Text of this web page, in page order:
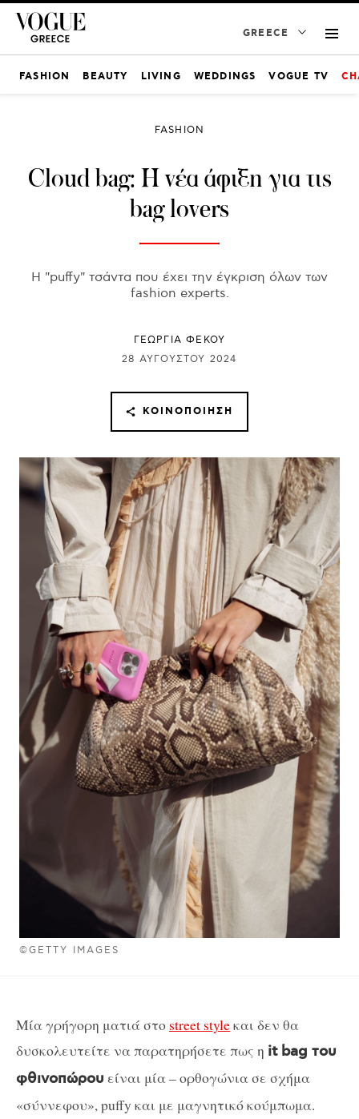
GREECE
FASHION BEAUTY LIVING WEDDINGS VOGUE TV
©GETTY IMAGES
FASHION
Cloud bag: Η νέα άφιξη για τις
bag lovers
Η "puffy" τσάντα που έχει την έγκριση όλων των
fashion experts.
ΓΕΩΡΓΙΑ ΦΕΚΟΥ
28 ΑΥΓΟΎΣΤΟΥ 2024
ΚΟΙΝΟΠΟΊΗΣΗ
Μία γρήγορη ματιά στο street styleκαι δεν θα
δυσκολευτείτε να παρατηρήσετε πως η it bag του
φθινοπώρου είναι μία – ορθογώνια σε σχήμα
«σύννεφου», puffy και με μαγνητικό κούμπωμα.